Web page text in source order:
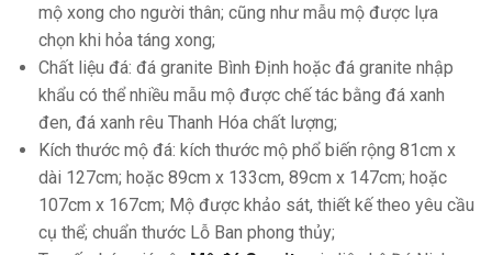
mộ xong cho người thân; cũng như mẫu mộ được lựa
chọn khi hỏa táng xong;
Chất liệu đá: đá granite Bình Định hoặc đá granite nhập
khẩu có thể nhiều mẫu mộ được chế tác bằng đá xanh
đen, đá xanh rêu Thanh Hóa chất lượng;
Kích thước mộ đá: kích thước mộ phổ biến rộng 81cm x
dài 127cm; hoặc 89cm x 133cm, 89cm x 147cm; hoặc
107cm x 167cm; Mộ được khảo sát, thiết kế theo yêu cầu
cụ thể; chuẩn thước Lỗ Ban phong thủy;